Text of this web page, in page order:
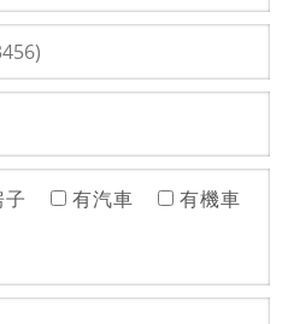
有汽車
有機車